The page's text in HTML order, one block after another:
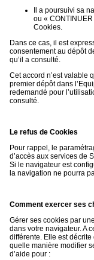
Il a poursuivi sa
ou «
Cookies.
Dans ce cas, il est
consentement au dépôt
qu’il a consulté.
Cet accord n’est valable
premier dépôt dans
redemandé pour
consulté.
Le refus de Cookies
Pour rappel, le
d’accès aux services de
Si le navigateur est
la navigation ne pourra
Comment exercer ses
Gérer ses cookies par
dans votre navigateur. A
différente. Elle est
quelle manière modifier
d’aide pour :